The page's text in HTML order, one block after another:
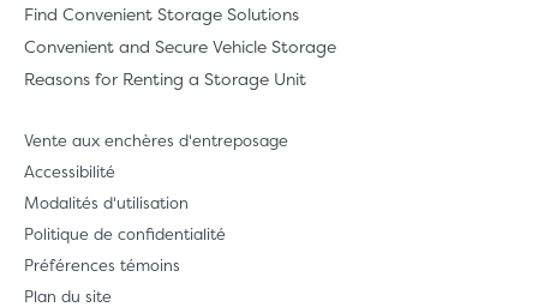
Find Convenient Storage Solutions
Convenient and Secure Vehicle Storage
Reasons for Renting a Storage Unit
Vente aux enchères d'entreposage
Accessibilité
Modalités d'utilisation
Politique de confidentialité
Préférences témoins
Plan du site